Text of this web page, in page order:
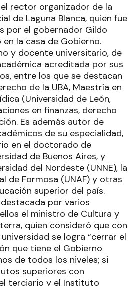
rector organizador de la
de Laguna Blanca, quien fue
por el gobernador Gildo
en la casa de Gobierno.
y docente universitario, de
acreditada por sus
entre los que se destacan
de la UBA, Maestría en
(Universidad de León,
en finanzas, derecho
Es además autor de
de su especialidad,
en el doctorado de
de Buenos Aires, y
del Nordeste (UNNE), la
de Formosa (UNAF) y otras
superior del país.
por varios
el ministro de Cultura y
quien consideró que con
se logra “cerrar el
que tiene el Gobierno
de todos los niveles; si
superiores con
terciario y el Instituto